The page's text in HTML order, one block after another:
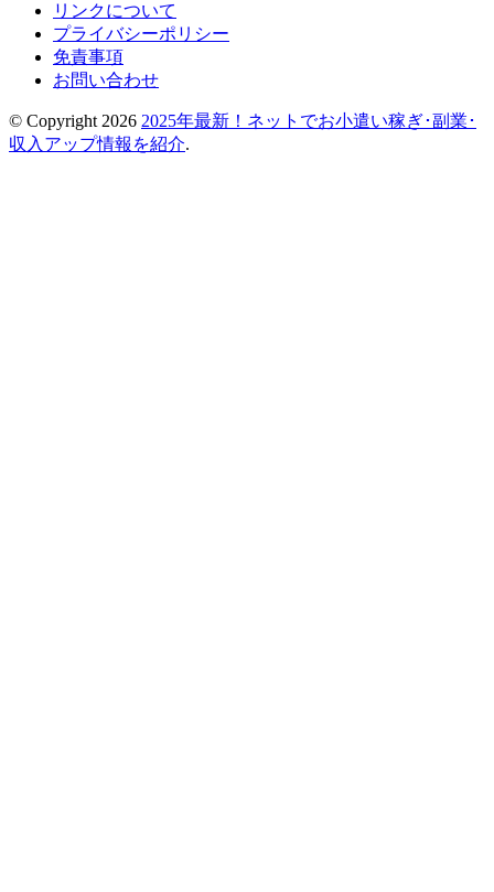
リンクについて
プライバシーポリシー
免責事項
お問い合わせ
© Copyright 2026 2025年最新！ネットでお小遣い稼ぎ･副業･
収入アップ情報を紹介.